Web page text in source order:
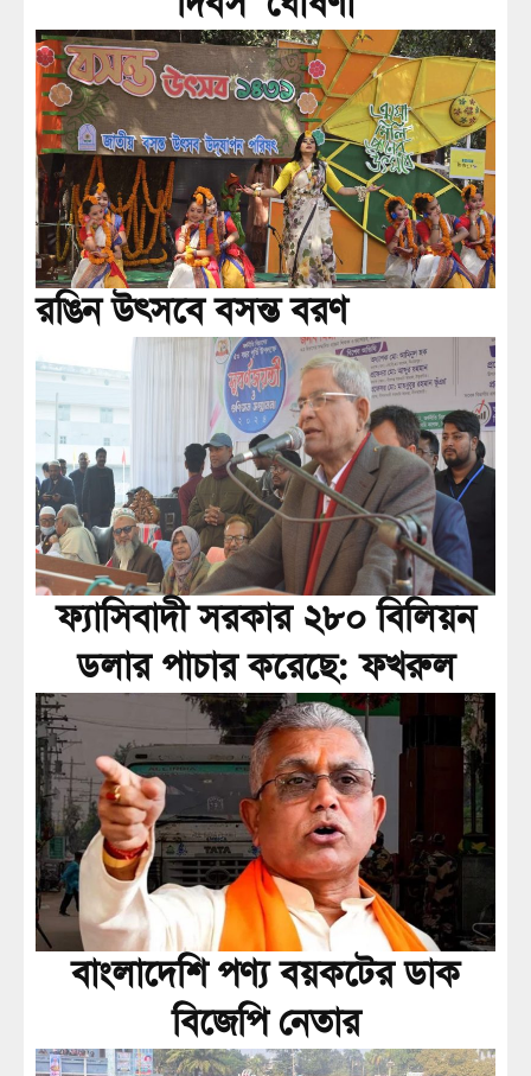
রঙিন উৎসবে বসন্ত বরণ
ফ্যাসিবাদী সরকার ২৮০ বিলিয়ন
ডলার পাচার করেছে: ফখরুল
বাংলাদেশি পণ্য বয়কটের ডাক
বিজেপি নেতার